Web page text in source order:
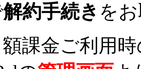
解約手続き を
課金ご利用